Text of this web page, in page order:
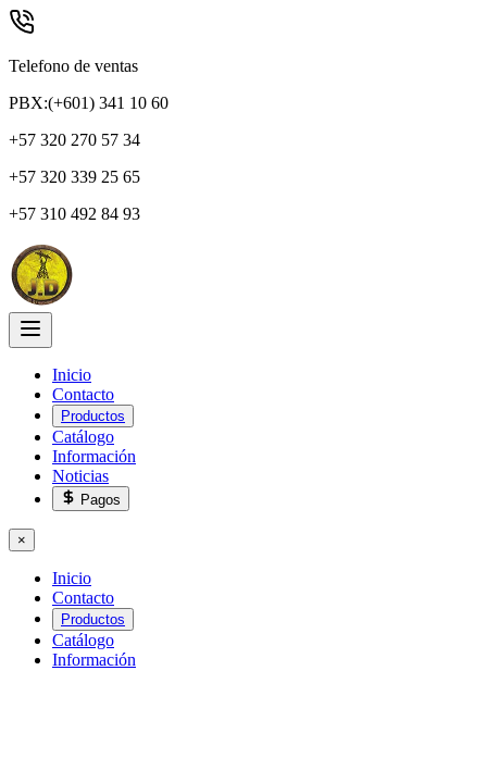
Telefono de ventas
PBX:(+601) 341 10 60
+57 320 270 57 34
+57 320 339 25 65
+57 310 492 84 93
Inicio
Contacto
Productos
Catálogo
Información
Noticias
Pagos
×
Inicio
Contacto
Productos
Catálogo
Información